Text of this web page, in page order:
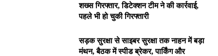
शख्स गिरफ्तार, डिटेक्शन टीम ने की कार्रवाई,
पहले भी हो चुकी गिरफ्तारी
सड़क सुरक्षा से साइबर सुरक्षा तक नाहन में बड़ा
मंथन, बैठक में स्पीड ब्रेकर, पार्किंग और